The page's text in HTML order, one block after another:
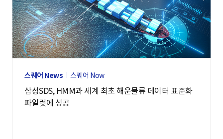
스퀘어 News 스퀘어 Now
삼성SDS, HMM과 세계 최초 해운물류 데이터 표준화
파일럿에 성공